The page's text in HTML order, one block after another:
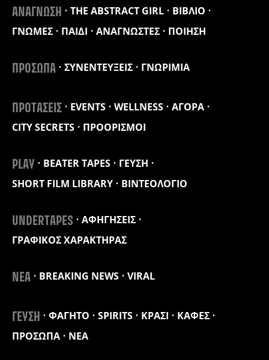
ΑΝΑΓΝΩΣΗ THE ABSTRACT GIRL
ΒΙΒΛΙΟ
ΓΝΩΜΕΣ
ΠΑΙΔΙ ΑΝΑΓΝΩΣΤΕΣ ΠΟΙΗΣΗ
ΠΡΟΣΩΠΑ ΣΥΝΕΝΤΕΥΞΕΙΣ ΓΝΩΡΙΜΙΑ
ΠΡΟΤΑΣΕΙΣ EVENTS WELLNESS
ΑΓΟΡΑ
CITY SECRETS
ΠΡΟΟΡΙΣΜΟΙ
PLAY BEATER TAPES
ΓΕΥΣΗ
SHORT FILM LIBRARY
ΒΙΝΤΕΟΛΟΓΙΟ
UNDERTAPES
ΑΦΗΓΗΣΕΙΣ
ΓΡΑΦΙΚΟΣ ΧΑΡΑΚΤΗΡΑΣ
ΝΕΑ BREAKING NEWS VIRAL
ΓΕΥΣΗ ΦΑΓΗΤΟ SPIRITS ΚΡΑΣΙ
ΚΑΦΕΣ
ΠΡΟΣΩΠΑ
ΝΕΑ